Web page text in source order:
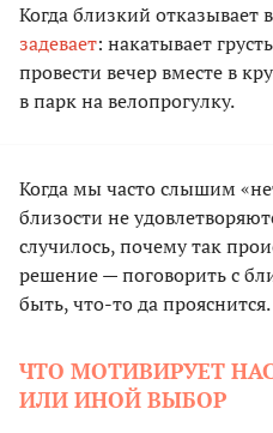
Когда близкий отказывает
задевает: накатывает
провести вечер вместе в
в парк на велопрогулку.
Когда мы часто слышим
близости не
случилось, почему так
решение — поговорить с
быть, что-то да прояснится.
ЧТО МОТИВИРУЕТ
ИЛИ ИНОЙ ВЫБОР